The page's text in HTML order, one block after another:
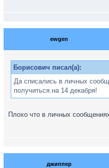
ewgen
Борисович писал(а):
Да списались в личных
получиться.на 14 декабря!
Плохо что в личных
джиппер